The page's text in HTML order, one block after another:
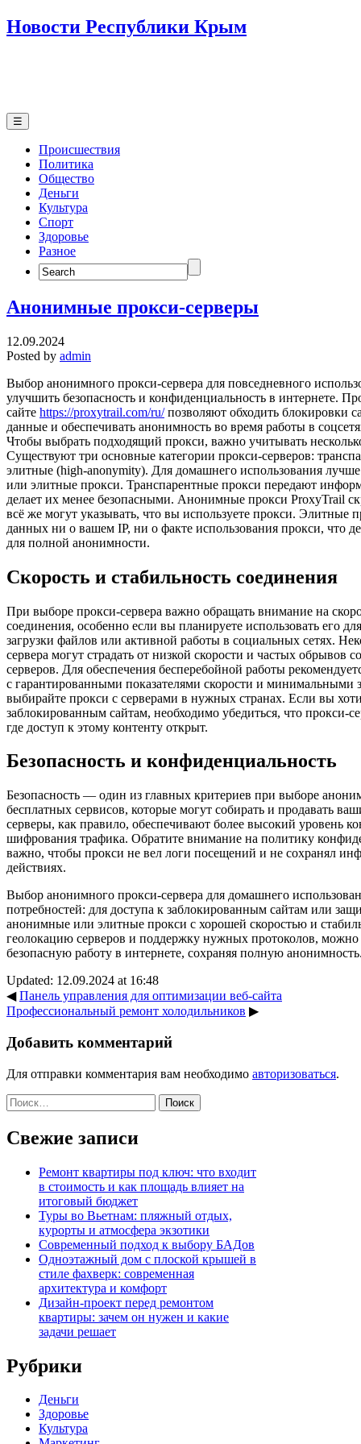
Новости Республики Крым
☰
Происшествия
Политика
Общество
Деньги
Культура
Спорт
Здоровье
Разное
Search
for:
Анонимные прокси-серверы
12.09.2024
Posted by admin
Выбор анонимного прокси-сервера для повседневного
улучшить безопасность и конфиденциальность в интернете.
сайте https://proxytrail.com/ru/позволяют обходить блокировки
данные и обеспечивать анонимность во время работы в
Чтобы выбрать подходящий прокси, важно учитывать
Существуют три основные категории прокси-серверов:
элитные (high-anonymity). Для домашнего использования
или элитные прокси. Транспарентные прокси передают
делает их менее безопасными. Анонимные прокси ProxyTrail
всё же могут указывать, что вы используете прокси. Элитные
данных ни о вашем IP, ни о факте использования прокси, что
для полной анонимности.
Скорость и стабильность соединения
При выборе прокси-сервера важно обращать внимание на
соединения, особенно если вы планируете использовать его
загрузки файлов или активной работы в социальных сетях.
сервера могут страдать от низкой скорости и частых обрывов
серверов. Для обеспечения бесперебойной работы
с гарантированными показателями скорости и минимальными
выбирайте прокси с серверами в нужных странах. Если вы
заблокированным сайтам, необходимо убедиться, что прокси-
где доступ к этому контенту открыт.
Безопасность и конфиденциальность
Безопасность — один из главных критериев при выборе
бесплатных сервисов, которые могут собирать и продавать
серверы, как правило, обеспечивают более высокий уровень
шифрования трафика. Обратите внимание на политику
важно, чтобы прокси не вел логи посещений и не сохранял
действиях.
Выбор анонимного прокси-сервера для домашнего
потребностей: для доступа к заблокированным сайтам или
анонимные или элитные прокси с хорошей скоростью и
геолокацию серверов и поддержку нужных протоколов,
безопасную работу в интернете, сохраняя полную
Updated: 12.09.2024 at 16:48
◀Панель управления для оптимизации веб-сайта
Профессиональный ремонт холодильников ▶
Добавить комментарий
Для отправки комментария вам необходимо авторизоваться.
Найти:
Свежие записи
Ремонт квартиры под ключ: что входит
в стоимость и как площадь влияет на
итоговый бюджет
Туры во Вьетнам: пляжный отдых,
курорты и атмосфера экзотики
Современный подход к выбору БАДов
Одноэтажный дом с плоской крышей в
стиле фахверк: современная
архитектура и комфорт
Дизайн-проект перед ремонтом
квартиры: зачем он нужен и какие
задачи решает
Рубрики
Деньги
Здоровье
Культура